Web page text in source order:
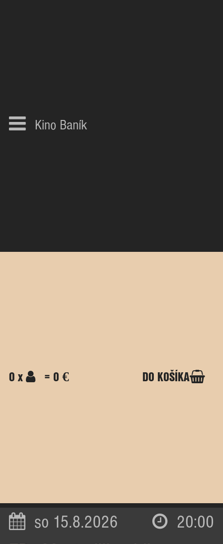
Kino Baník
0 x = 0 € DO KOŠÍKA
so 15.8.2026 20:00